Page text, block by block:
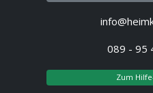
089 - 95
Zum